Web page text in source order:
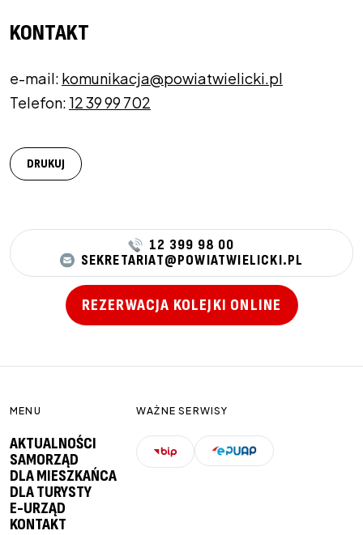
KONTAKT
e-mail: komunikacja@powiatwielicki.pl
Telefon: 12 39 99 702
DRUKUJ
12 399 98 00
SEKRETARIAT@POWIATWIELICKI.PL
REZERWACJA KOLEJKI ONLINE
MENU
AKTUALNOŚCI
SAMORZĄD
DLA MIESZKAŃCA
DLA TURYSTY
E-URZĄD
KONTAKT
WAŻNE SERWISY